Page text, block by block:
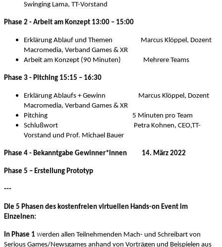
Swinging Lama, TT-Vorstand
Phase 2 - Arbeit am Konzept 13:00 – 15:00
Erklärung Ablauf und Themen Marcus Klöppel, Dozent
Macromedia, Verband Games & XR
Arbeit am Konzept (90 Minuten) Mehrere Teams
Phase 3 - Pitching 15:15 – 16:30
Erklärung Ablaufs + Gewinn Marcus Klöppel, Dozent
Macromedia, Verband Games & XR
Pitching 5 Minuten pro Team
Schlußwort Petra Kohnen, CEO,TT-
Vorstand und Prof. Michael Bauer
Phase 4 - Bekanntgabe Gewinner*innen 14. März 2022
Phase 5 – Erstellung Prototyp
---
Die 5 Phasen des kostenfreien virtuellen Hands-on Event im
Einzelnen:
In Phase 1 werden allen Teilnehmenden Mach- und Schreibart von
Serious Games/Newsgames anhand von Vorträgen und Beispielen aus